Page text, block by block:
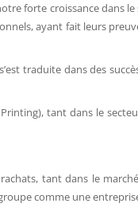
forte croissance dans
ayant fait leurs
traduite dans des
tant dans le
tant dans le
comme une